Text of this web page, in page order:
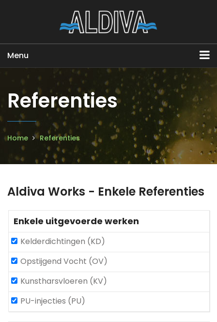
Menu
Referenties
Home Referenties
Aldiva Works - Enkele Referenties
Enkele uitgevoerde werken
Kelderdichtingen (KD)
Opstijgend Vocht (OV)
Kunstharsvloeren (KV)
PU-injecties (PU)